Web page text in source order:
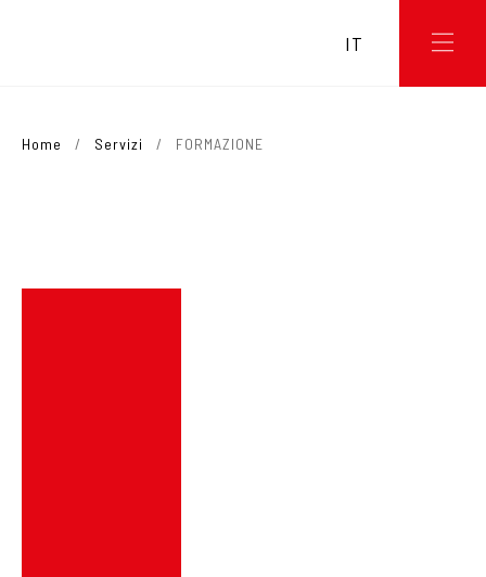
IT
Home / Servizi / FORMAZIONE